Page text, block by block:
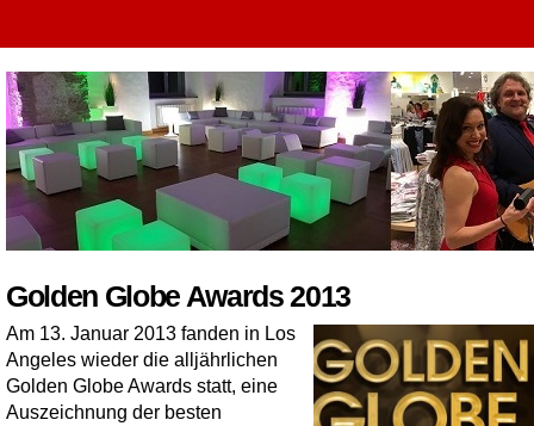
Golden Globe Awards 2013
Am 13. Januar 2013 fanden in Los
Angeles wieder die alljährlichen
Golden Globe Awards statt, eine
Auszeichnung der besten